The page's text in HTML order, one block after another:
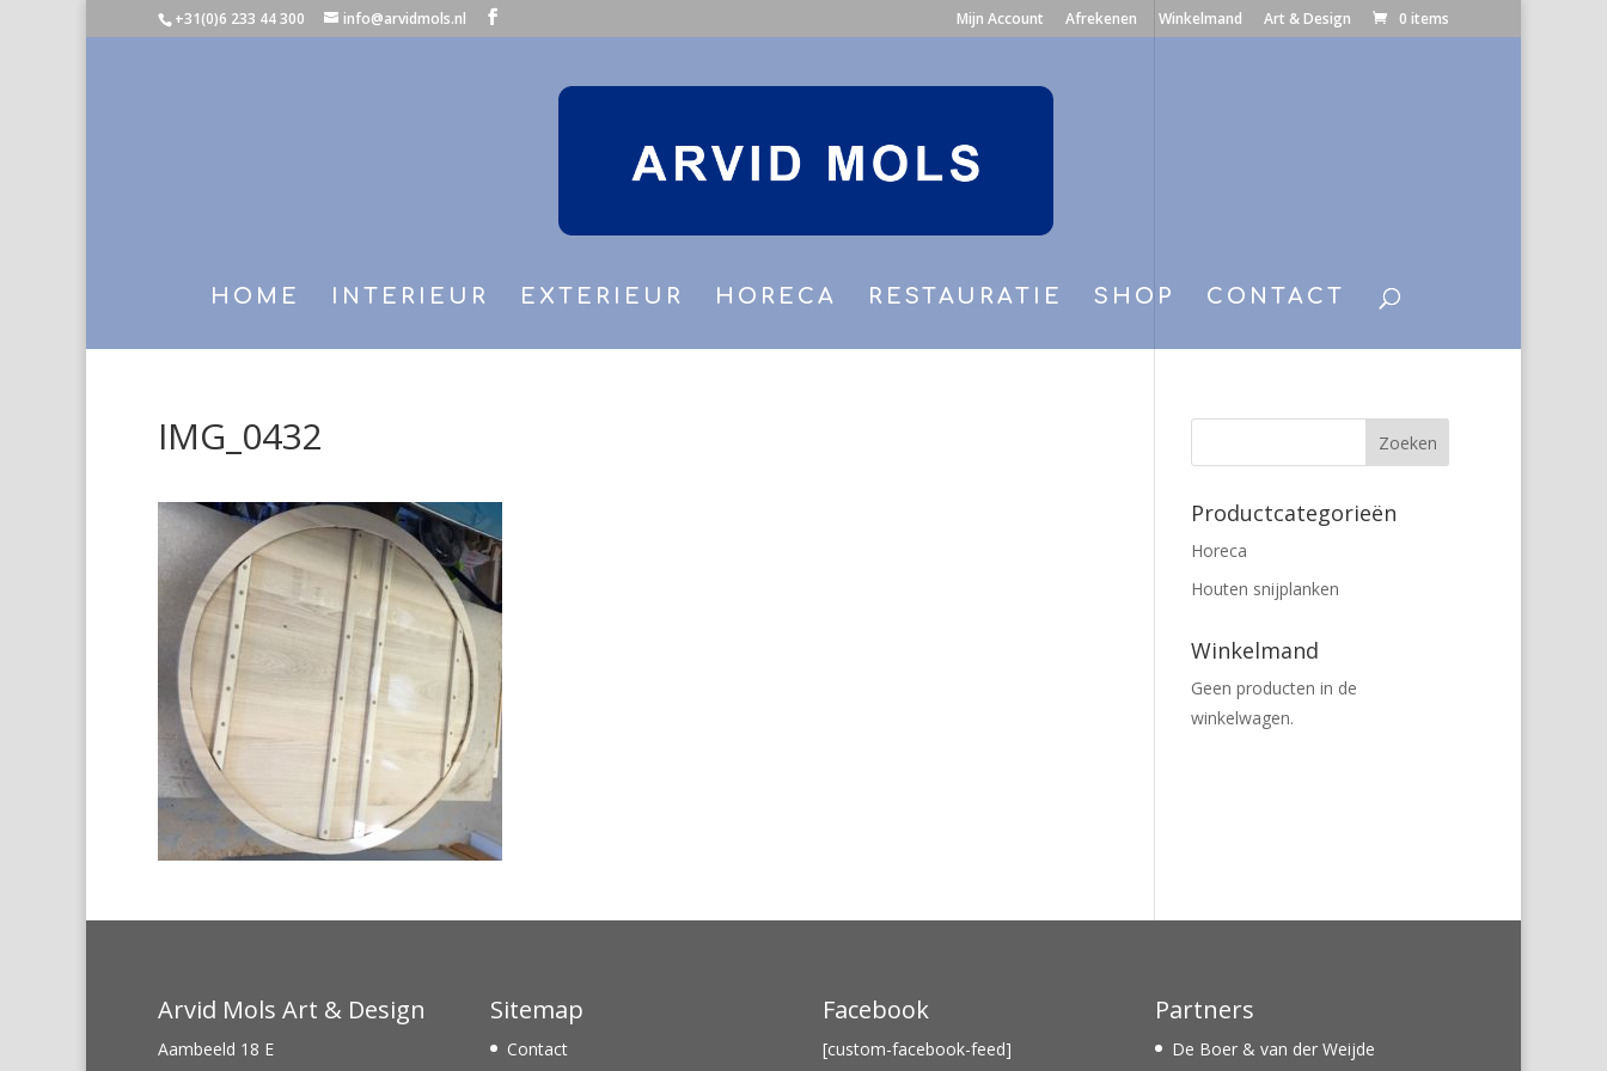
+31(0)6 233 44 300 info@arvidmols.nl Mijn Account Afrekenen Winkelmand Art & Design 0 items
HOME INTERIEUR EXTERIEUR HORECA RESTAURATIE SHOP CONTACT
IMG_0432
Productcategorieën
Horeca
Houten snijplanken
Winkelmand
Geen producten in de
winkelwagen.
Arvid Mols Art & Design
Aambeeld 18 E
Sitemap
Contact
Facebook
[custom-facebook-feed]
Partners
De Boer & van der Weijde